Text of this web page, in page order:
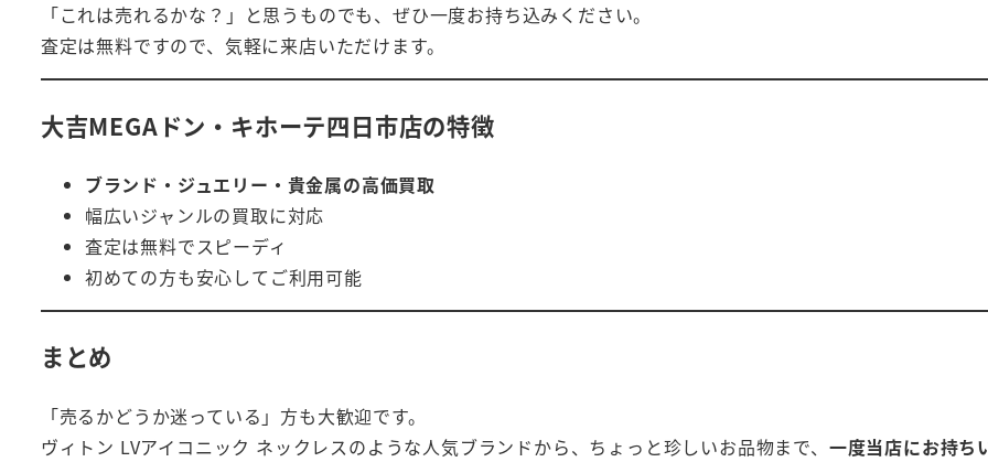
「これは売れるかな？」と思うものでも、ぜひ一度お持ち込みください。
査定は無料ですので、気軽に来店いただけます。
大吉MEGAドン・キホーテ四日市店の特徴
ブランド・ジュエリー・貴金属の高価買取
幅広いジャンルの買取に対応
査定は無料でスピーディ
初めての方も安心してご利用可能
まとめ
「売るかどうか迷っている」方も大歓迎です。
ヴィトン LVアイコニック ネックレスのような人気ブランドから、ちょっと珍しいお品物まで、 一度当店にお持ち